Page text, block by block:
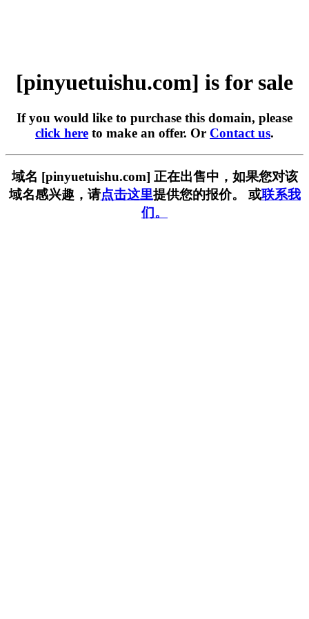
[pinyuetuishu.com] is for sale
If you would like to purchase this domain, please
click here to make an offer. Or Contact us.
域名 [pinyuetuishu.com] 正在出售中，如果您对该
域名感兴趣，请点击这里提供您的报价。 或联系我
们。